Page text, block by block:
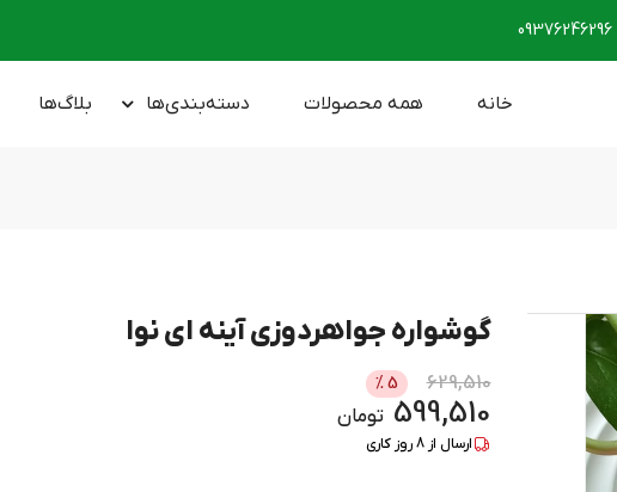
09376246296
خانه همه محصولات دسته‌بندی‌ها بلاگ‌ها
گوشواره جواهردوزی آینه ای نوا
629,510
5
%
599,510 تومان
ارسال از 8روز کاری